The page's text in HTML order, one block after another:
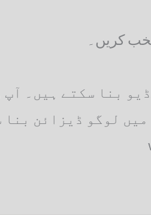
کریں۔
بنا سکتے ہیں۔
لوگو ڈیزائن